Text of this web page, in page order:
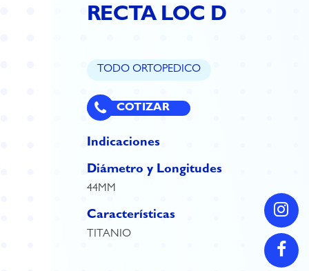
RECTA LOC D
TODO ORTOPEDICO
COTIZAR
Indicaciones
Diámetro y Longitudes
44MM
Características
TITANIO